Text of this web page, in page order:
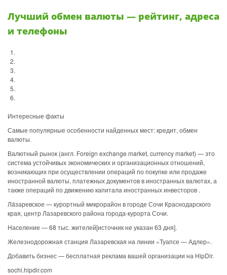
Лучший обмен валюты — рейтинг, адреса
и телефоны
Интересные факты
Самые популярные особенности найденных мест: кредит, обмен
валюты.
Валютный рынок (англ. Foreign exchange market, currency market) — это
система устойчивых экономических и организационных отношений,
возникающих при осуществлении операций по покупке или продаже
иностранной валюты, платежных документов в иностранных валютах, а
также операций по движению капитала иностранных инвесторов .
Ла́заревское — курортный микрорайон в городе Сочи Краснодарского
края, центр Лазаревского района города-курорта Сочи.
Население — 68 тыс. жителей[источник не указан 63 дня].
Железнодорожная станция Лазаревская на линии «Туапсе — Адлер».
Добавить бизнес — бесплатная реклама вашей организации на HipDir.
sochi.hipdir.com